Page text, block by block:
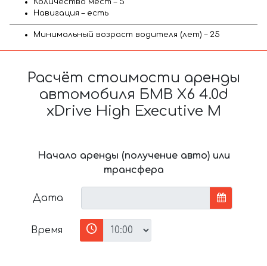
Количество мест – 5
Навигация – есть
Минимальный возраст водителя (лет) – 25
Расчёт стоимости аренды
автомобиля БМВ X6 4.0d
xDrive High Executive M
Начало аренды (получение авто) или
трансфера
Дата
Время